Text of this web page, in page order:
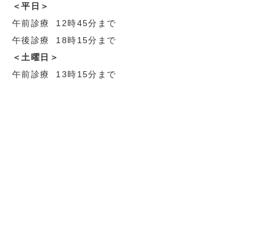
＜平日＞
午前診療 12時45分まで
午後診療 18時15分まで
＜土曜日＞
午前診療 13時15分まで